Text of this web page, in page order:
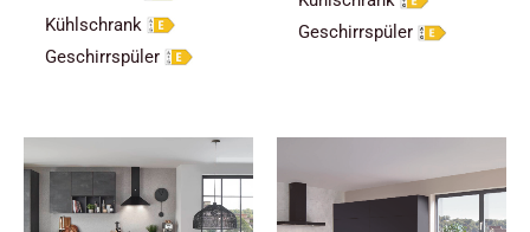
Kühlschrank
Geschirrspüler
Geschirrspüler